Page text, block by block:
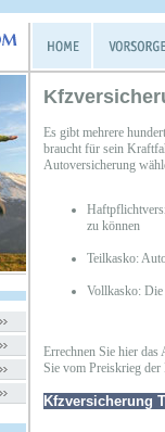
Es gibt mehrere
braucht für sein
Autoversicherung
zu können
Teilkasko:
Vollkasko: Die
Errechnen Sie hier
Sie vom Preiskrieg
Kfzversicherung